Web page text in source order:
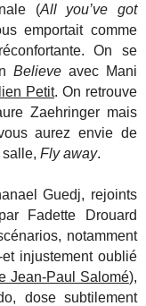
(All you’ve got
emportait comme
On se
Believe avec Mani
Petit. On retrouve
Zaehringer mais
aurez envie de
salle,Fly away.
Guedj, rejoints
Fadette Drouard
notamment
injustement oublié
Jean-Paul Salomé),
dose subtilement